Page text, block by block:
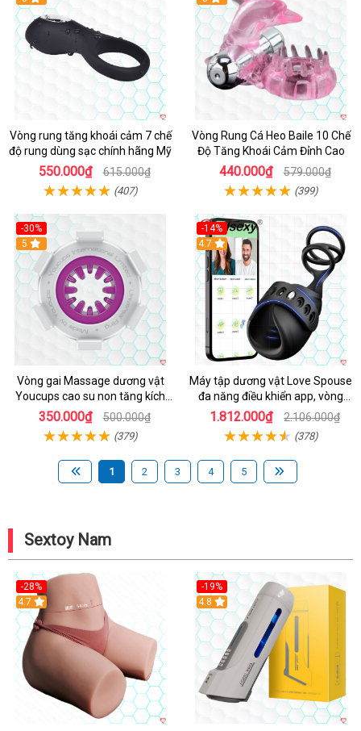
Vòng rung tăng khoái cảm 7 chế
độ rung dùng sạc chính hãng Mỹ
550.000₫ 615.000₫
(407)
Vòng Rung Cá Heo Baile 10 Chế
Độ Tăng Khoái Cảm Đỉnh Cao
440.000₫ 579.000₫
(399)
-30%
5
Vòng gai Massage dương vật
Youcups cao su non tăng kích
thước
350.000₫ 500.000₫
(379)
-14%
4.7
Máy tập dương vật Love Spouse
đa năng điều khiển app, vòng
đeo siêu tiện
1.812.000₫ 2.106.000₫
(378)
1 2 3 4 5
Sextoy Nam
-28%
4.7
-19%
Hot
4.8